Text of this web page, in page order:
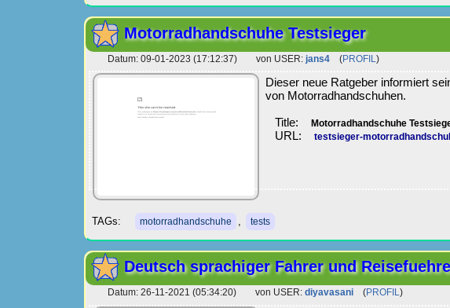
Motorradhandschuhe Testsieger
Datum: 09-01-2023 (17:12:37) von USER: jans4 (PROFIL )
Dieser neue Ratgeber informiert
von Motorradhandschuhen.
Title:Motorradhandschuhe
URL:testsieger-
TAGs: motorradhandschuhe tests
Deutsch sprachiger Fahrer und
Datum: 26-11-2021 (05:34:20) von USER: diyavasani (PROFIL)